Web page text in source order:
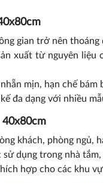
gian trở nên
xuất từ nguyên liệu
mịn, hạn chế bám
đa dạng với nhiều
40x80cm
khách, phòng ngủ,
dụng trong nhà
hợp cho các khu